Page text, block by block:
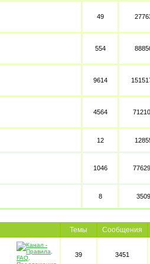
49
554
9614
4564
12
1046
8 3509
Темы Сообщения
39 3451